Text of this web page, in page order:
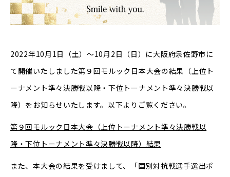
2022年10月1日（土）～10月2日（日）に大阪府泉佐野市に
て開催いたしました第９回モルック日本大会の結果（上位ト
ーナメント準々決勝戦以降・下位トーナメント準々決勝戦以
降）をお知らせいたします。以下よりご覧ください。
第９回モルック日本大会（上位トーナメント準々決勝戦以
降・下位トーナメント準々決勝戦以降）結果
また、本大会の結果を受けまして、「国別対抗戦選手選出ポ